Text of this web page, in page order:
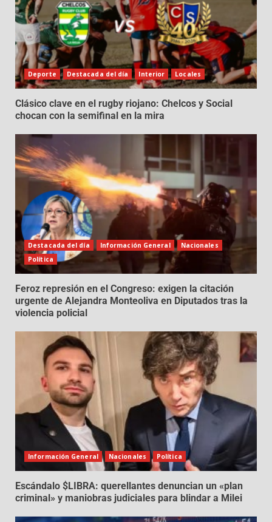
Deporte Destacada del día Interior Locales
Clásico clave en el rugby riojano: Chelcos y Social
chocan con la semifinal en la mira
Destacada del día Información General
Nacionales
Política
Feroz represión en el Congreso: exigen la citación
urgente de Alejandra Monteoliva en Diputados tras la
violencia policial
Información General Nacionales Política
Escándalo $LIBRA: querellantes denuncian un «plan
criminal» y maniobras judiciales para blindar a Milei